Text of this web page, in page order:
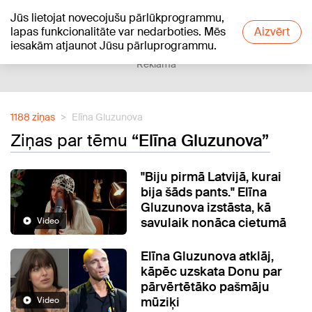
Jūs lietojat novecojušu pārlūkprogrammu,
lapas funkcionalitāte var nedarboties. Mēs
iesakām atjaunot Jūsu pārluprogrammu.
Aizvērt
+22°C
Reklāma
1188 ziņas Elīna Gluzunova
Ziņas par tēmu “Elīna Gluzunova”
Video
"Biju pirmā Latvijā, kurai
bija šāds pants." Elīna
Gluzunova izstāsta, kā
savulaik nonāca cietumā
Video
Elīna Gluzunova atklāj,
kāpēc uzskata Donu par
pārvērtētāko pašmāju
mūziķi